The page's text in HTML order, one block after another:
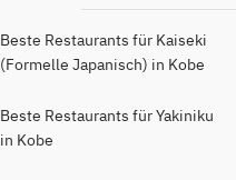
Beste Restaurants für Kaiseki
(Formelle Japanisch) in Kobe
Beste Restaurants für Yakiniku
in Kobe